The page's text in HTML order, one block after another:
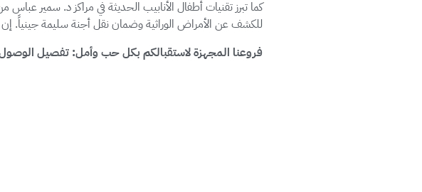
للكشف عن الأمراض الوراثية وضمان نقل أجنة سليمة جينياً. إن
فروعنا المجهزة لاستقبالكم بكل حب وأمل: تفصيل الوصول